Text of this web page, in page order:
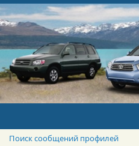
Поиск сообщений профилей